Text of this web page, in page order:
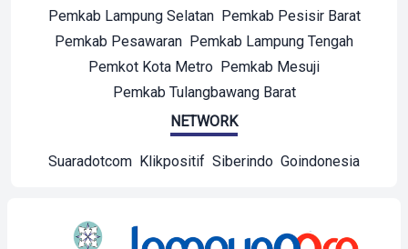
Pemkab Lampung Selatan Pemkab Pesisir Barat
Pemkab Pesawaran Pemkab Lampung Tengah
Pemkot Kota Metro Pemkab Mesuji
Pemkab Tulangbawang Barat
NETWORK
Suaradotcom Klikpositif Siberindo Goindonesia